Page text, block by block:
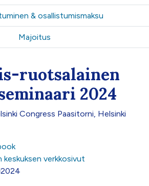
& osallistumismaksu
Majoitus
ruotsalainen
2024
Congress Paasitorni, Helsinki
verkkosivut